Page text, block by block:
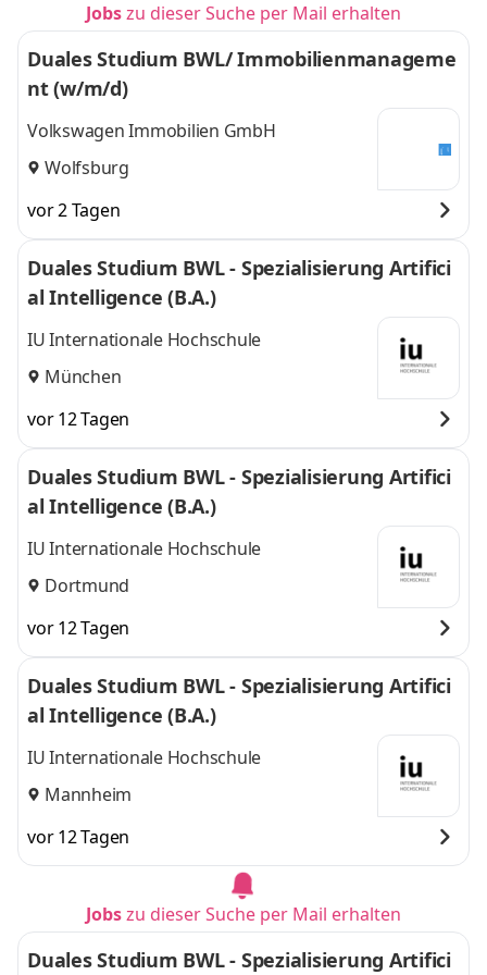
Jobszu dieser Suche per Mail erhalten
Duales Studium BWL/ Immobilienmanageme
nt (w/m/d)
Volkswagen Immobilien GmbH
Wolfsburg
vor 2 Tagen
Duales Studium BWL - Spezialisierung Artifici
al Intelligence (B.A.)
IU Internationale Hochschule
München
vor 12 Tagen
Duales Studium BWL - Spezialisierung Artifici
al Intelligence (B.A.)
IU Internationale Hochschule
Dortmund
vor 12 Tagen
Duales Studium BWL - Spezialisierung Artifici
al Intelligence (B.A.)
IU Internationale Hochschule
Mannheim
vor 12 Tagen
Jobszu dieser Suche per Mail erhalten
Duales Studium BWL - Spezialisierung Artifici